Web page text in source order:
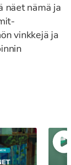
näet nämä ja
vinkkejä ja